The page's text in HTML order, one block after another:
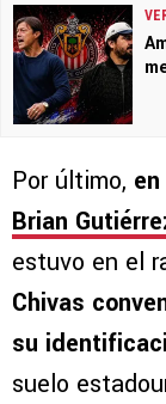
Por último,
Brian
estuvo en el
Chivas
su
suelo